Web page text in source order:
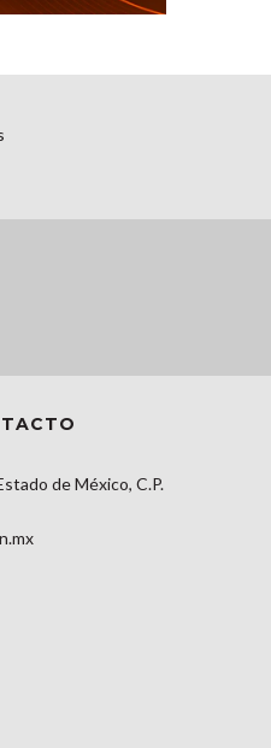
de México, C.P.